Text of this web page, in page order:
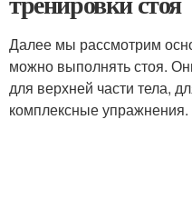
Далее мы рассмотрим
можно выполнять стоя.
для верхней части тела,
комплексные упражнения.